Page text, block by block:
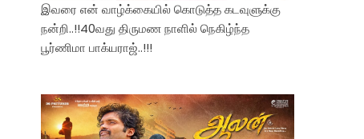
இவரை என் வாழ்க்கையில் கொடுத்த கடவுளுக்கு
நன்றி..!!40வது திருமண நாளில் நெகிழ்ந்த
பூர்ணிமா பாக்யராஜ்..!!!